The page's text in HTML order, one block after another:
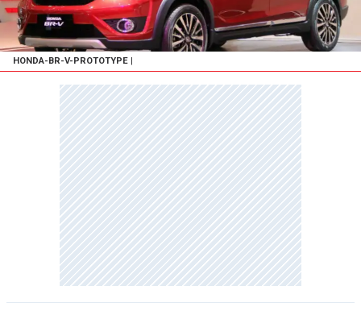
HONDA-BR-V-PROTOTYPE